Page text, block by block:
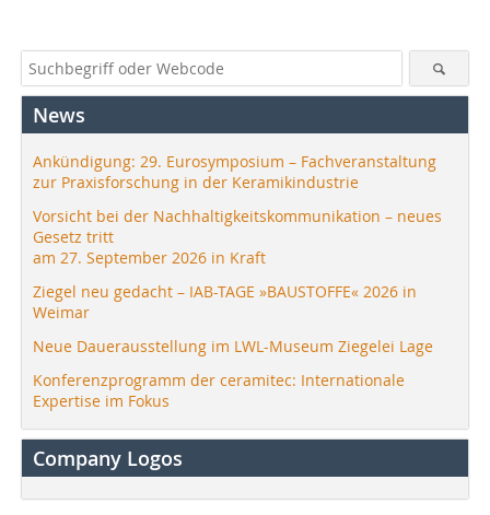
News
Ankündigung: 29. Eurosymposium – Fachveranstaltung
zur Praxisforschung in der Keramikindustrie
Vorsicht bei der Nachhaltigkeitskommunikation – neues
Gesetz tritt
am 27. September 2026 in Kraft
Ziegel neu gedacht – IAB-TAGE »BAUSTOFFE« 2026 in
Weimar
Neue Dauerausstellung im LWL-Museum Ziegelei Lage
Konferenzprogramm der ceramitec: Internationale
Expertise im Fokus
Company Logos